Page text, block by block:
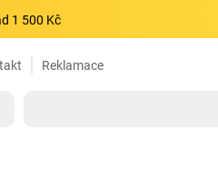
1 500 Kč
Reklamace